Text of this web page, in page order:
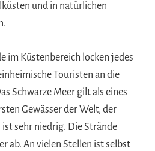
und in natürlichen
im Küstenbereich locken jedes
Touristen an die
Schwarze Meer gilt als eines
Gewässer der Welt, der
ist sehr niedrig. Die Strände
ab. An vielen Stellen ist selbst